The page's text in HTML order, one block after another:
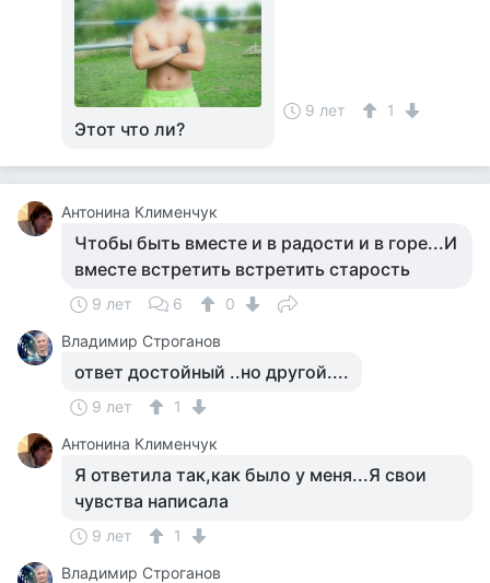
Этот что ли?
9 лет 1
Антонина Клименчук
Чтобы быть вместе и в радости и в горе...И
вместе встретить встретить старость
9 лет 6
0
Владимир Строганов
ответ достойный ..но другой....
9 лет
1
Антонина Клименчук
Я ответила так,как было у меня...Я свои
чувства написала
9 лет
1
Владимир Строганов